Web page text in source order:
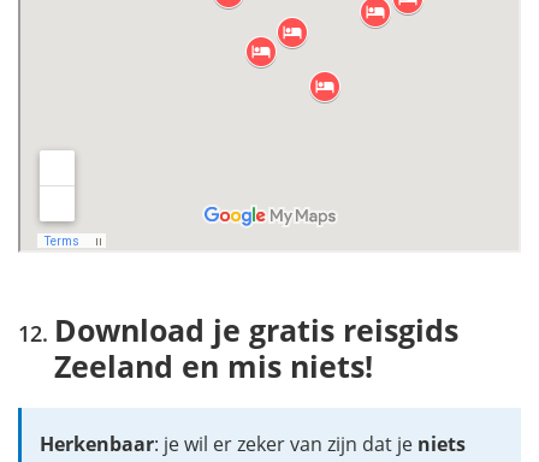
Download je gratis reisgids
Zeeland en mis niets!
Herkenbaar: je wil er zeker van zijn dat je niets